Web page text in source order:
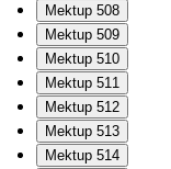
Mektup 508
Mektup 509
Mektup 510
Mektup 511
Mektup 512
Mektup 513
Mektup 514